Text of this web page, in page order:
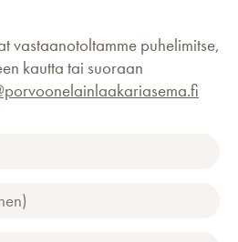
vastaanotoltamme puhelimitse,
kautta tai suoraan